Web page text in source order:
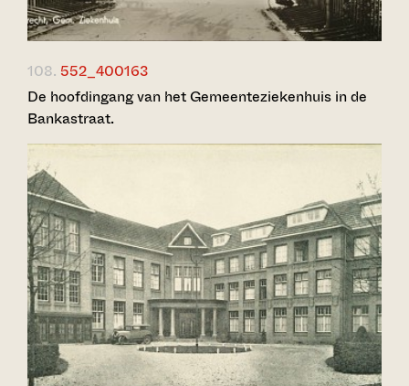
108. 552_400163
De hoofdingang van het Gemeenteziekenhuis in de
Bankastraat.